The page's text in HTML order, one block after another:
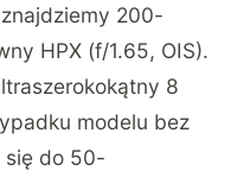
znajdziemy 200-
HPX (f/1.65, OIS).
8
modelu bez
się do 50-